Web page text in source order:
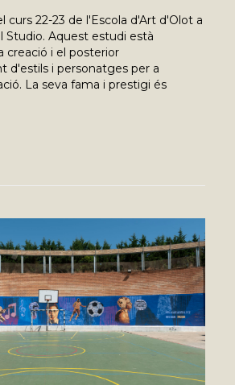
curs 22-23 de l'Escola d'Art d'Olot a
Studio. Aquest estudi està
creació i el posterior
d'estils i personatges per a
La seva fama i prestigi és